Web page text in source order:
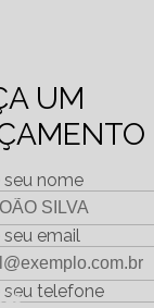
UM
seu nome
seu email
seu telefone